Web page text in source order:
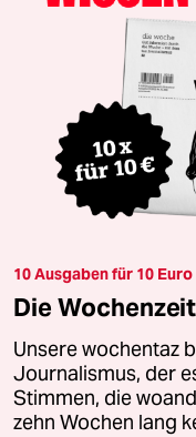
10 Ausgaben für 10 Euro
Die
Unsere wochentaz
Journalismus, der
Stimmen, die
zehn Wochen lang